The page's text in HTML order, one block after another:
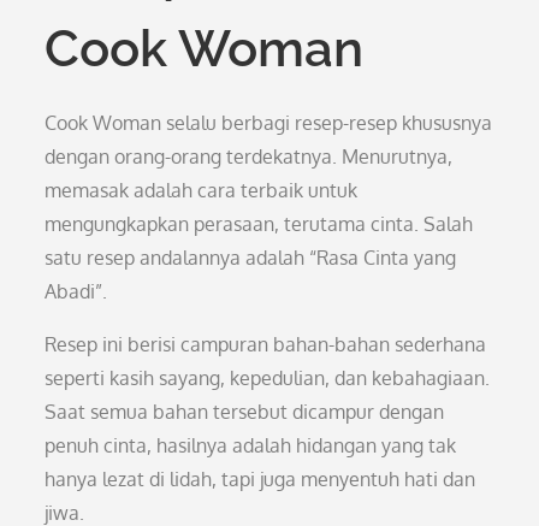
Cook Woman
Cook Woman selalu berbagi resep-resep khususnya
dengan orang-orang terdekatnya. Menurutnya,
memasak adalah cara terbaik untuk
mengungkapkan perasaan, terutama cinta. Salah
satu resep andalannya adalah “Rasa Cinta yang
Abadi”.
Resep ini berisi campuran bahan-bahan sederhana
seperti kasih sayang, kepedulian, dan kebahagiaan.
Saat semua bahan tersebut dicampur dengan
penuh cinta, hasilnya adalah hidangan yang tak
hanya lezat di lidah, tapi juga menyentuh hati dan
jiwa.